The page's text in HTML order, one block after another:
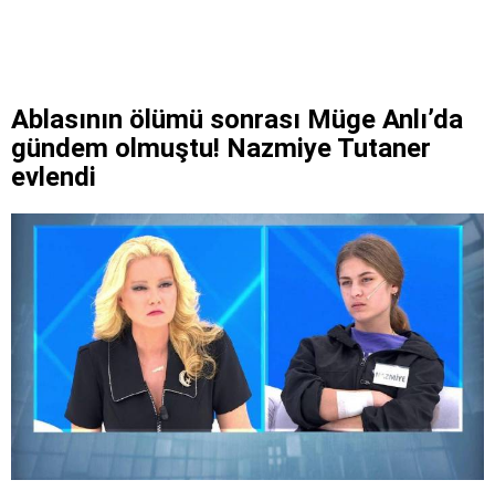
Ablasının ölümü sonrası Müge Anlı’da
gündem olmuştu! Nazmiye Tutaner
evlendi